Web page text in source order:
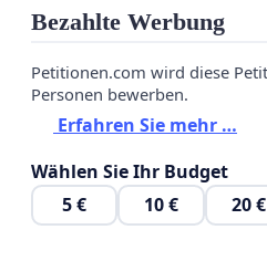
Bezahlte Werbung
Petitionen.com wird diese
Personen bewerben.
Erfahren Sie mehr …
Wählen Sie Ihr Budget
5 €
10 € 20 €